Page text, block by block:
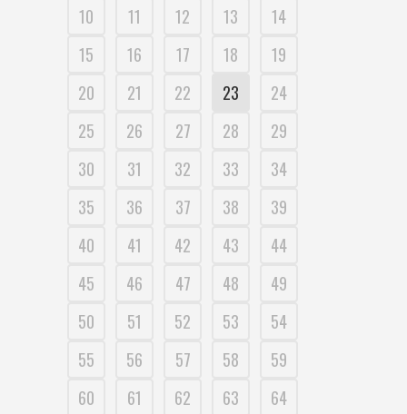
10
11 12 13
14
15
16 17 18
19
20
21 22 23
24
25
26 27 28
29
30
31 32 33
34
35
36 37 38
39
40
41 42 43
44
45
46 47 48
49
50
51 52 53
54
55
56 57 58
59
60
61 62 63
64